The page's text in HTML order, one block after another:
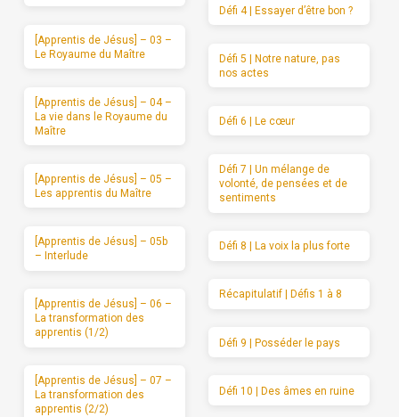
[Apprentis de Jésus] – 03 –
Le Royaume du Maître
[Apprentis de Jésus] – 04 –
La vie dans le Royaume du
Maître
[Apprentis de Jésus] – 05 –
Les apprentis du Maître
[Apprentis de Jésus] – 05b
– Interlude
[Apprentis de Jésus] – 06 –
La transformation des
apprentis (1/2)
[Apprentis de Jésus] – 07 –
La transformation des
apprentis (2/2)
Défi 4 | Essayer d’être bon ?
Défi 5 | Notre nature, pas
nos actes
Défi 6 | Le cœur
Défi 7 | Un mélange de
volonté, de pensées et de
sentiments
Défi 8 | La voix la plus forte
Récapitulatif | Défis 1 à 8
Défi 9 | Posséder le pays
Défi 10 | Des âmes en ruine